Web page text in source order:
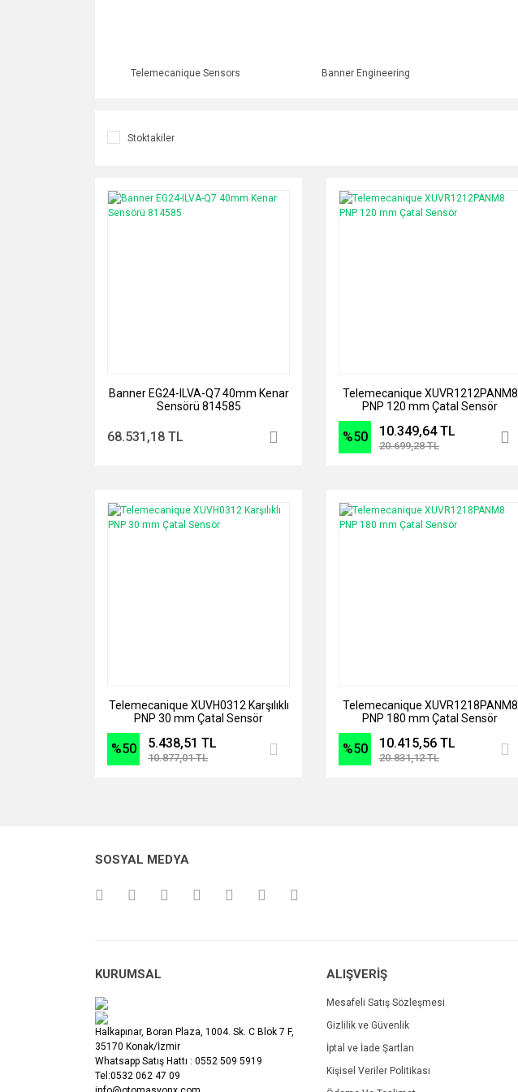
Telemecanique Sensors Banner Engineering
Stoktakiler
Banner EG24-ILVA-Q7 40mm Kenar
Sensörü 814585
68.531,18 TL
Telemecanique XUVR1212PANM8
PNP 120 mm Çatal Sensör
%50 10.349,64 TL
20.699,28 TL
Telemecanique XUVH0312 Karşılıklı
PNP 30 mm Çatal Sensör
%50 5.438,51 TL
10.877,01 TL
Telemecanique XUVR1218PANM8
PNP 180 mm Çatal Sensör
%50 10.415,56 TL
20.831,12 TL
SOSYAL MEDYA
KURUMSAL
Halkapınar, Boran Plaza, 1004. Sk. C Blok 7 F,
35170 Konak/İzmir
Whatsapp Satış Hattı : 0552 509 5919
Tel:0532 062 47 09
ALIŞVERİŞ
Mesafeli Satış Sözleşmesi
Gizlilik ve Güvenlik
İptal ve İade Şartları
Kişisel Veriler Politikası